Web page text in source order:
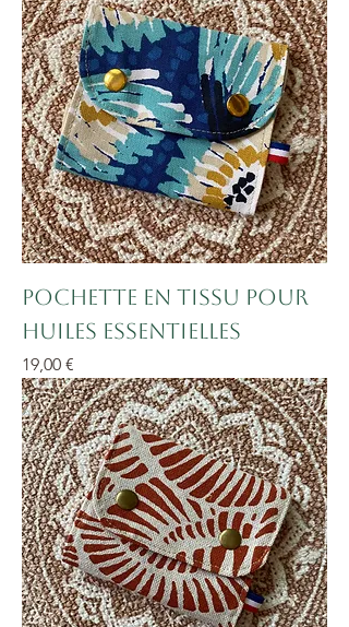
Pochette en tissu pour
huiles essentielles
Prix
19,00 €